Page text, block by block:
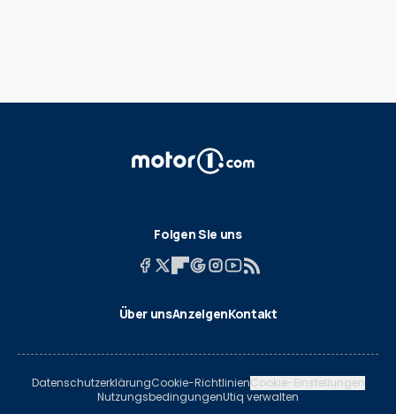
Folgen Sie uns
Über unsAnzeigenKontakt
DatenschutzerklärungCookie-RichtlinienCookie-Einstellungen
NutzungsbedingungenUtiq verwalten